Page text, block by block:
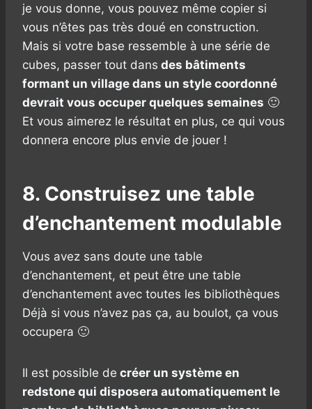
je vous donne, vous pouvez même copier si
vous n’êtes pas très doué en construction.
Mais si votre base ressemble à une série de
cubes, passer tout dans des bâtiments
formant un village dans un style coordonné
devrait vous occuper quelques semaines 🙂
Et vous aimerez le résultat en plus, ce qui vous
donnera encore plus envie de jouer !
8. Construisez une table
d’enchantement modulable
Vous avez sans doute une table
d’enchantement, et peut être une table
d’enchantement avec toutes les bibliothèques
Déjà si vous n’avez pas ça, au boulot, ça vous
occupera 🙂
Il est possible de créer un système en
redstone qui disposera automatiquement le